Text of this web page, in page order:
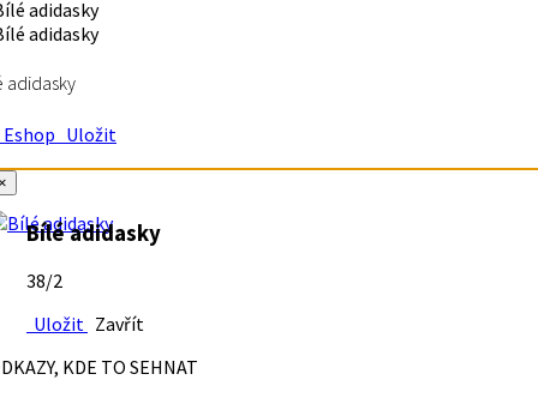
adidasky
Uložit
Bílé adidasky
38/2
Uložit Zavřít
KDE TO SEHNAT